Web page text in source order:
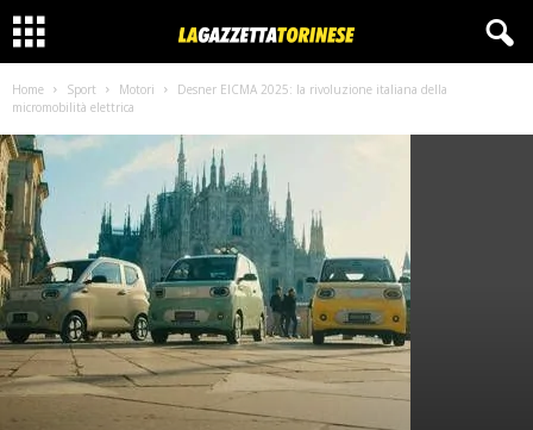
Home Sport Motori
Desner EICMA 2025: la rivoluzione italiana della
micromobilità elettrica